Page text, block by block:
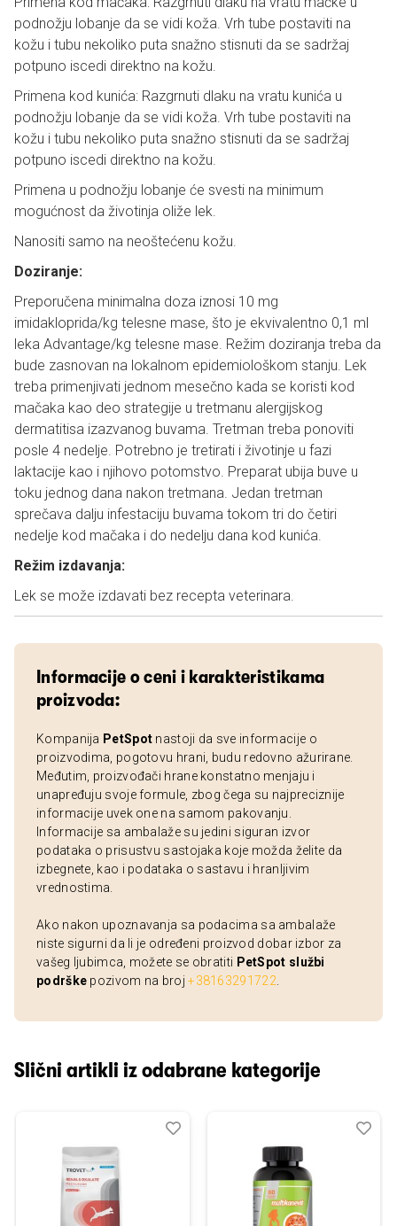
podnožju lobanje da se vidi koža. Vrh tube postaviti na
kožu i tubu nekoliko puta snažno stisnuti da se sadržaj
potpuno iscedi direktno na kožu.
Primena kod kunića: Razgrnuti dlaku na vratu kunića u
podnožju lobanje da se vidi koža. Vrh tube postaviti na
kožu i tubu nekoliko puta snažno stisnuti da se sadržaj
potpuno iscedi direktno na kožu.
Primena u podnožju lobanje će svesti na minimum
mogućnost da životinja oliže lek.
Nanositi samo na neoštećenu kožu.
Doziranje:
Preporučena minimalna doza iznosi 10 mg
imidakloprida/kg telesne mase, što je ekvivalentno 0,1 ml
leka Advantage/kg telesne mase. Režim doziranja treba da
bude zasnovan na lokalnom epidemiološkom stanju. Lek
treba primenjivati jednom mesečno kada se koristi kod
mačaka kao deo strategije u tretmanu alergijskog
dermatitisa izazvanog buvama. Tretman treba ponoviti
posle 4 nedelje. Potrebno je tretirati i životinje u fazi
laktacije kao i njihovo potomstvo. Preparat ubija buve u
toku jednog dana nakon tretmana. Jedan tretman
sprečava dalju infestaciju buvama tokom tri do četiri
nedelje kod mačaka i do nedelju dana kod kunića.
Režim izdavanja:
Lek se može izdavati bez recepta veterinara.
Informacije o ceni i karakteristikama
proizvoda:
Kompanija PetSpot nastoji da sve informacije o
proizvodima, pogotovu hrani, budu redovno ažurirane.
Međutim, proizvođači hrane konstatno menjaju i
unapređuju svoje formule, zbog čega su najpreciznije
informacije uvek one na samom pakovanju.
Informacije sa ambalaže su jedini siguran izvor
podataka o prisustvu sastojaka koje možda želite da
izbegnete, kao i podataka o sastavu i hranljivim
vrednostima.
Ako nakon upoznavanja sa podacima sa ambalaže
niste sigurni da li je određeni proizvod dobar izbor za
vašeg ljubimca, možete se obratiti PetSpot službi
podrške pozivom na broj+38163291722
Slični artikli iz odabrane kategorije
Dodaj
Uporedi